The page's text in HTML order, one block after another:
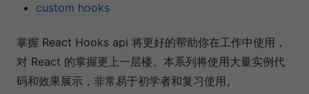
custom hooks
掌握 React Hooks api 将更好的帮助你在工作中使用，
对 React 的掌握更上一层楼。本系列将使用大量实例代
码和效果展示，非常易于初学者和复习使用。